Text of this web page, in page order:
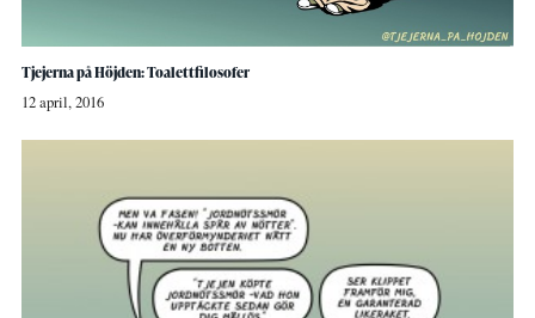
Tjejerna på Höjden: Toalettfilosofer
12 april, 2016